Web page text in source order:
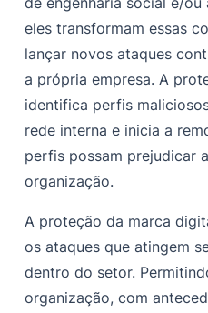
eles transformam essas
lançar novos ataques
a própria empresa. A
identifica perfis
rede interna e inicia a
perfis possam prejudicar
organização.
A proteção da marca
os ataques que atingem
dentro do setor.
organização, com